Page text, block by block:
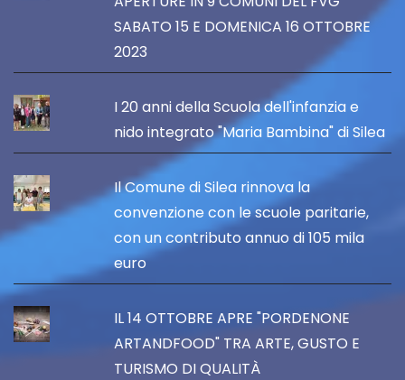
SABATO 15 E DOMENICA 16 OTTOBRE
2023
I 20 anni della Scuola dell'infanzia e
nido integrato "Maria Bambina" di Silea
Il Comune di Silea rinnova la
convenzione con le scuole paritarie,
con un contributo annuo di 105 mila
euro
IL 14 OTTOBRE APRE "PORDENONE
ARTANDFOOD" TRA ARTE, GUSTO E
TURISMO DI QUALITÀ